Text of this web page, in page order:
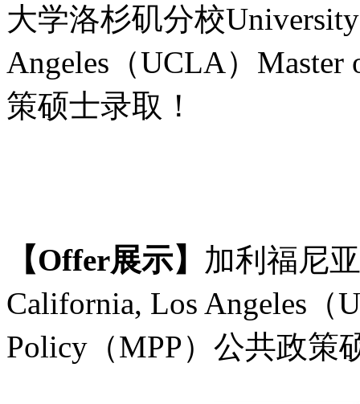
大学洛杉矶分校
Angeles（UCLA） Master
策硕士录取！
【Offer展示】 加利福尼
California, Los Angeles（
Policy （MPP）公共政策